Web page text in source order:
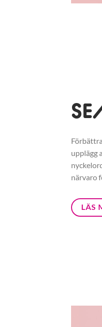
upplägg
närvaro
LÄS